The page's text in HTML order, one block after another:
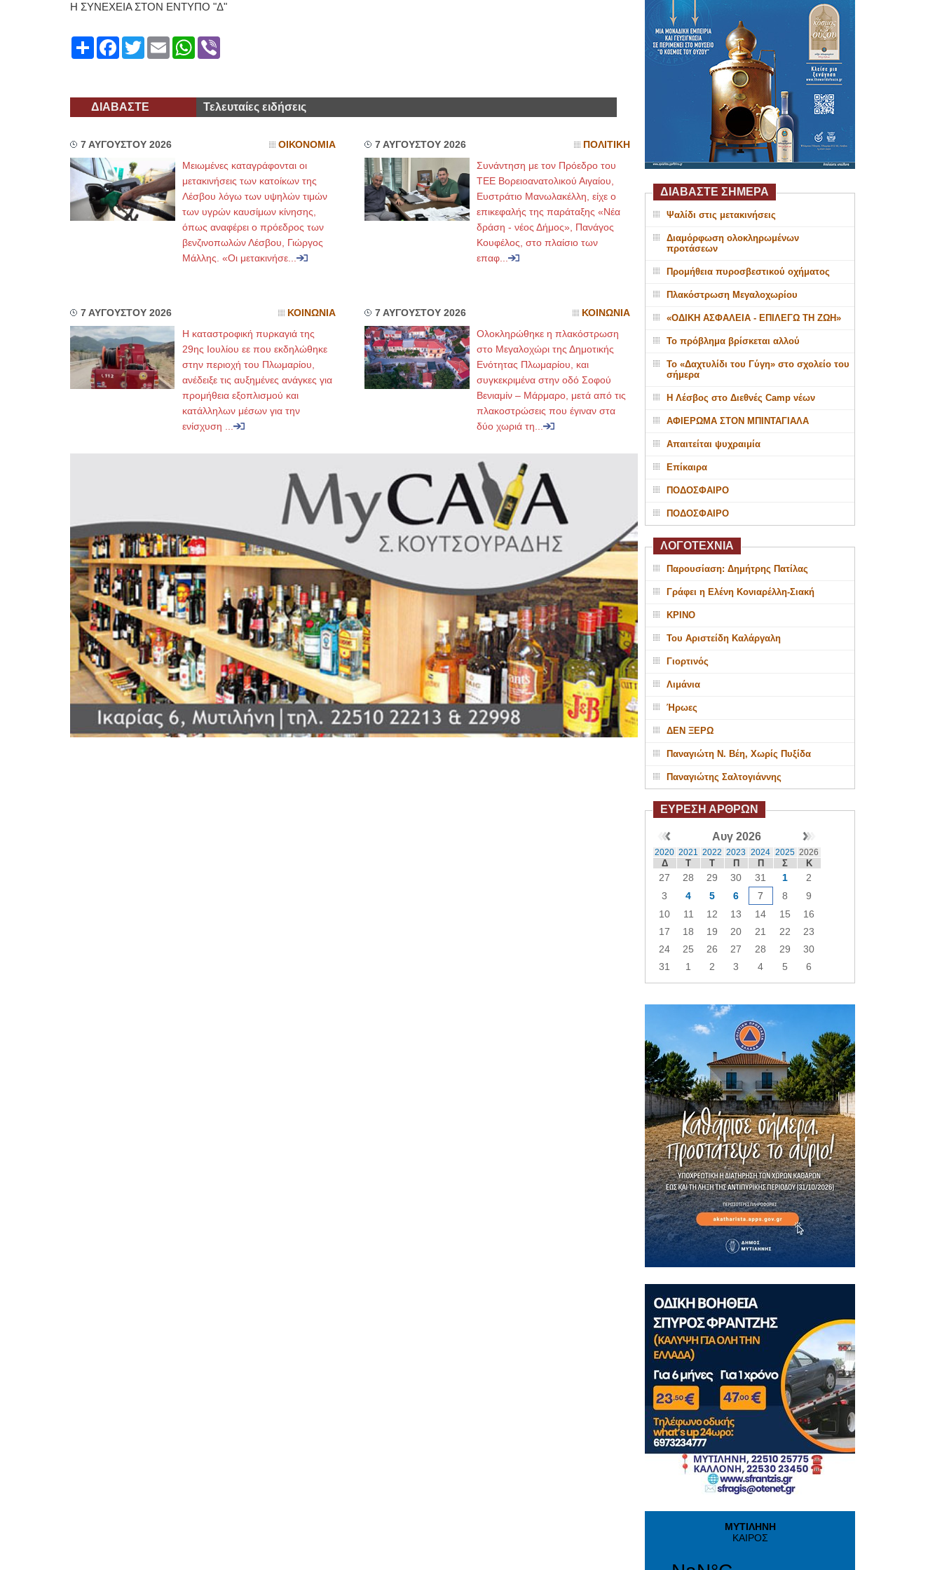
Η ΣΥΝΕΧΕΙΑ ΣΤΟΝ ΕΝΤΥΠΟ "Δ"
ShareFacebook
TwitterEmailWhatsApp
Viber
ΔΙΑΒΑΣΤΕ Τελευταίες ειδήσεις
7 ΑΥΓΟΥΣΤΟΥ 2026 ΟΙΚΟΝΟΜΙΑ
Μειωμένες καταγράφονται οι
μετακινήσεις των κατοίκων της
Λέσβου λόγω των υψηλών τιμών
των υγρών καυσίμων κίνησης,
όπως αναφέρει ο πρόεδρος των
βενζινοπωλών Λέσβου, Γιώργος
Μάλλης. «Οι μετακινήσε...
7 ΑΥΓΟΥΣΤΟΥ 2026 ΠΟΛΙΤΙΚΗ
Συνάντηση με τον Πρόεδρο του
ΤΕΕ Βορειοανατολικού Αιγαίου,
Ευστράτιο Μανωλακέλλη, είχε ο
επικεφαλής της παράταξης «Νέα
δράση - νέος Δήμος», Πανάγος
Κουφέλος, στο πλαίσιο των
επαφ...
7 ΑΥΓΟΥΣΤΟΥ 2026 ΚΟΙΝΩΝΙΑ
Η καταστροφική πυρκαγιά της
29ης Ιουλίου εε που εκδηλώθηκε
στην περιοχή του Πλωμαρίου,
ανέδειξε τις αυξημένες ανάγκες για
προμήθεια εξοπλισμού και
κατάλληλων μέσων για την
ενίσχυση ...
7 ΑΥΓΟΥΣΤΟΥ 2026 ΚΟΙΝΩΝΙΑ
Ολοκληρώθηκε η πλακόστρωση
στο Μεγαλοχώρι της Δημοτικής
Ενότητας Πλωμαρίου, και
συγκεκριμένα στην οδό Σοφού
Βενιαμίν – Μάρμαρο, μετά από τις
πλακοστρώσεις που έγιναν στα
δύο χωριά τη...
ΔΙΑΒΑΣΤΕ ΣΗΜΕΡΑ
Ψαλίδι στις μετακινήσεις
Διαμόρφωση ολοκληρωμένων
προτάσεων
Προμήθεια πυροσβεστικού οχήματος
Πλακόστρωση Μεγαλοχωρίου
«ΟΔΙΚΗ ΑΣΦΑΛΕΙΑ - ΕΠΙΛΕΓΩ ΤΗ ΖΩΗ»
Το πρόβλημα βρίσκεται αλλού
Το «Δαχτυλίδι του Γύγη» στο σχολείο του
σήμερα
Η Λέσβος στο Διεθνές Camp νέων
ΑΦΙΕΡΩΜΑ ΣΤΟΝ ΜΠΙΝΤΑΓΙΑΛΑ
Απαιτείται ψυχραιμία
Επίκαιρα
ΠΟΔΟΣΦΑΙΡΟ
ΠΟΔΟΣΦΑΙΡΟ
ΛΟΓΟΤΕΧΝΙΑ
Παρουσίαση: Δημήτρης Πατίλας
Γράφει η Ελένη Κονιαρέλλη-Σιακή
ΚΡΙΝΟ
Του Αριστείδη Καλάργαλη
Γιορτινός
Λιμάνια
Ήρωες
ΔΕΝ ΞΕΡΩ
Παναγιώτη Ν. Βέη, Χωρίς Πυξίδα
Παναγιώτης Σαλτογιάννης
ΕΥΡΕΣΗ ΑΡΘΡΩΝ
Αυγ 2026
2020 2021 2022 2023 2024 2025 2026
Δ Τ Τ Π Π Σ Κ
27 28 29 30 31 1
2
3
4 5 6 7 8
9
10
11 12 13 14 15
16
17
18 19 20 21 22
23
24
25 26 27 28 29
30
31
1 2 3 4 5 6